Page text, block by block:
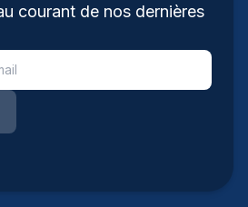
courant de nos dernières